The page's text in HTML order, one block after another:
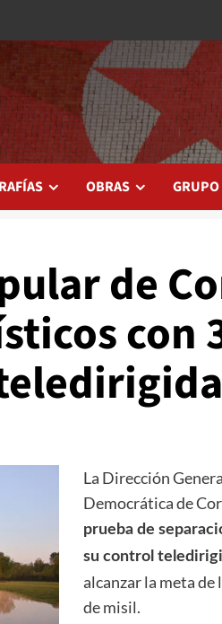
OBRAS
de
con
La Dirección
Democrática de
prueba de
su control
alcanzar la meta
de misil.